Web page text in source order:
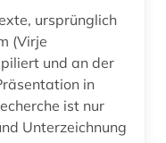
ursprünglich
(Virje
und an der
in
ist nur
Unterzeichnung